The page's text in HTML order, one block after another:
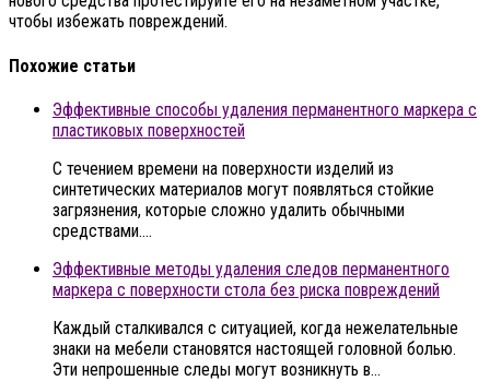
чтобы избежать повреждений.
Похожие статьи
Эффективные способы удаления перманентного маркера с
пластиковых поверхностей
С течением времени на поверхности изделий из
синтетических материалов могут появляться стойкие
загрязнения, которые сложно удалить обычными
средствами….
Эффективные методы удаления следов перманентного
маркера с поверхности стола без риска повреждений
Каждый сталкивался с ситуацией, когда нежелательные
знаки на мебели становятся настоящей головной болью.
Эти непрошенные следы могут возникнуть в…